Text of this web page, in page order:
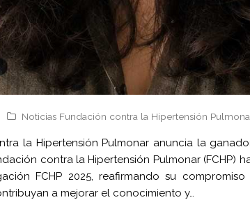
Noticias Fundación contra la Hipertensión
la Hipertensión Pulmonar anuncia la
contra la Hipertensión Pulmonar (FCHP)
FCHP 2025, reafirmando su
a mejorar el conocimiento y…